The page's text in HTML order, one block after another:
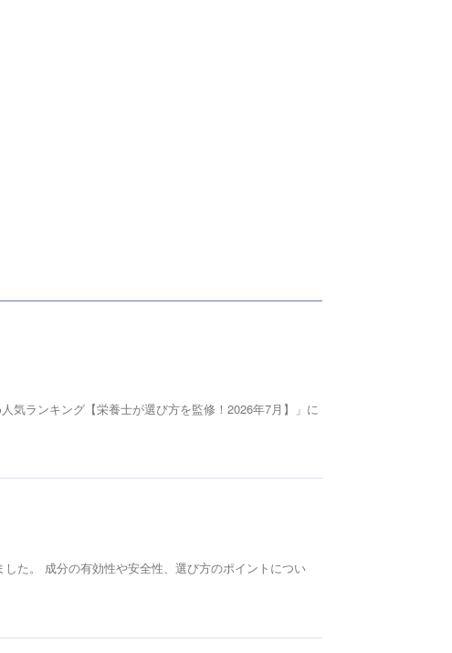
気ランキング【栄養士が選び方を監修！2026年7月】」に
た。 成分の有効性や安全性、選び方のポイントについ